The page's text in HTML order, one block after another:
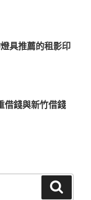
具推薦的租影印
借錢與新竹借錢